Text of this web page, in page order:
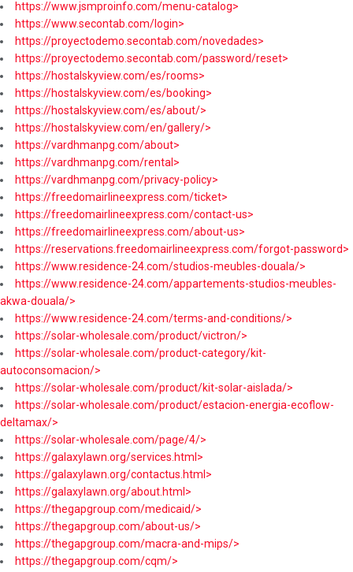
https://www.jsmproinfo.com/menu-catalog>
https://www.secontab.com/login>
https://proyectodemo.secontab.com/novedades>
https://proyectodemo.secontab.com/password/reset>
https://hostalskyview.com/es/rooms>
https://hostalskyview.com/es/booking>
https://hostalskyview.com/es/about/>
https://hostalskyview.com/en/gallery/>
https://vardhmanpg.com/about>
https://vardhmanpg.com/rental>
https://vardhmanpg.com/privacy-policy>
https://freedomairlineexpress.com/ticket>
https://freedomairlineexpress.com/contact-us>
https://freedomairlineexpress.com/about-us>
https://reservations.freedomairlineexpress.com/forgot-password>
https://www.residence-24.com/studios-meubles-douala/>
https://www.residence-24.com/appartements-studios-meubles-
akwa-douala/>
https://www.residence-24.com/terms-and-conditions/>
https://solar-wholesale.com/product/victron/>
https://solar-wholesale.com/product-category/kit-
autoconsomacion/>
https://solar-wholesale.com/product/kit-solar-aislada/>
https://solar-wholesale.com/product/estacion-energia-ecoflow-
deltamax/>
https://solar-wholesale.com/page/4/>
https://galaxylawn.org/services.html>
https://galaxylawn.org/contactus.html>
https://galaxylawn.org/about.html>
https://thegapgroup.com/medicaid/>
https://thegapgroup.com/about-us/>
https://thegapgroup.com/macra-and-mips/>
https://thegapgroup.com/cqm/>